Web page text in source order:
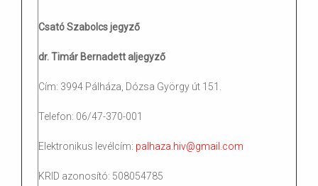
Csató Szabolcs jegyző
dr. Timár Bernadett aljegyző
Cím: 3994 Pálháza, Dózsa György út 151.
Telefon: 06/47-370-001
Elektronikus levélcím: palhaza.hiv@gmail.com
KRID azonosító: 508054785